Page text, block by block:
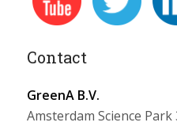
Contact
GreenA B.V.
Amsterdam Science